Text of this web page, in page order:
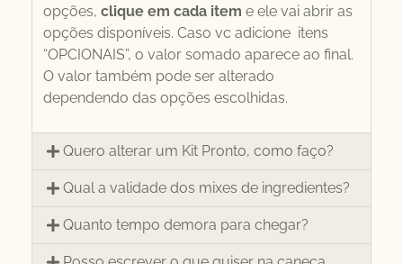
opções, clique em cada item e ele vai abrir as
opções disponíveis. Caso vc adicione itens
“OPCIONAIS”, o valor somado aparece ao final.
O valor também pode ser alterado
dependendo das opções escolhidas.
Quero alterar um Kit Pronto, como faço?
Qual a validade dos mixes de ingredientes?
Quanto tempo demora para chegar?